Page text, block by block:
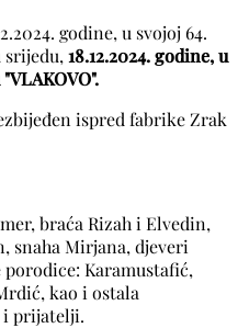
godine, u svojoj 64.
srijedu, 18.12.2024. godine, u
ispred fabrike Zrak
braća Rizah i Elvedin,
snaha Mirjana, djeveri
Karamustafić,
kao i ostala
i prijatelji.